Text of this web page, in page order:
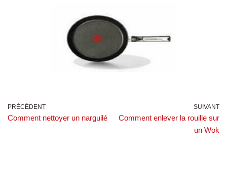
PRÉCÉDENT
Comment nettoyer un narguilé
SUIVANT
Comment enlever la rouille sur
un Wok